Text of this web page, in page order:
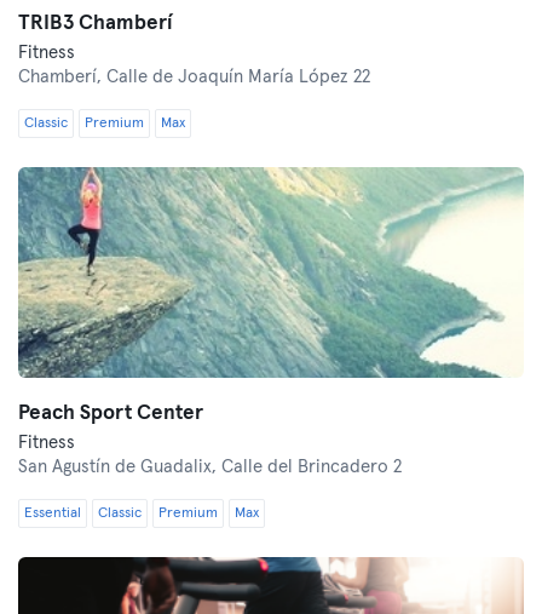
TRIB3 Chamberí
Fitness
Chamberí, Calle de Joaquín María López 22
Classic Premium Max
Peach Sport Center
Fitness
San Agustín de Guadalix, Calle del Brincadero 2
Essential Classic Premium Max